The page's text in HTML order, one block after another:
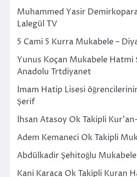
Muhammed Yasir
Lalegül TV
5 Cami 5 Kurra Mukabele –
Yunus Koçan Mukabele Hatmi
Anadolu Trtdiyanet
İmam Hatip Lisesi
Şerif
İhsan Atasoy Ok Takipli
Adem Kemaneci Ok Takipli
Abdülkadir Şehitoğlu
Kani Karaca Ok Takipli Kuran